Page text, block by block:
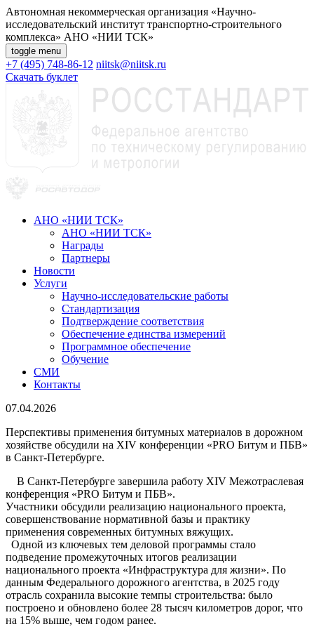
Автономная некоммерческая организация «Научно-
исследовательский институт транспортно-строительного
комплекса» АНО «НИИ ТСК»
toggle menu
+7 (495) 748-86-12 niitsk@niitsk.ru
Скачать буклет
АНО «НИИ ТСК»
АНО «НИИ ТСК»
Награды
Партнеры
Новости
Услуги
Научно-исследовательские работы
Стандартизация
Подтверждение соответствия
Обеспечение единства измерений
Программное обеспечение
Обучение
СМИ
Контакты
07.04.2026
Перспективы применения битумных материалов в дорожном
хозяйстве обсудили на XIV конференции «PRO Битум и ПБВ»
в Санкт-Петербурге.
В Санкт-Петербурге завершила работу XIV Межотраслевая
конференция «PRO Битум и ПБВ».
Участники обсудили реализацию национального проекта,
совершенствование нормативной базы и практику
применения современных битумных вяжущих.
Одной из ключевых тем деловой программы стало
подведение промежуточных итогов реализации
национального проекта «Инфраструктура для жизни». По
данным Федерального дорожного агентства, в 2025 году
отрасль сохранила высокие темпы строительства: было
построено и обновлено более 28 тысяч километров дорог, что
на 15% выше, чем годом ранее.